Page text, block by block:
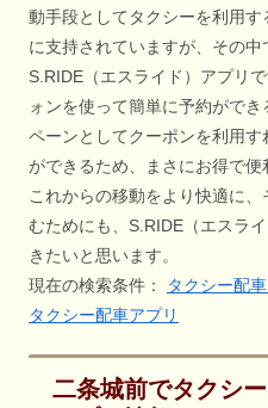
動手段としてタクシーを利用
に支持されていますが、その
S.RIDE（エスライド）アプリ
ォンを使って簡単に予約がで
ペーンとしてクーポンを利用
ができるため、まさにお得で便
これからの移動をより快適に
むためにも、S.RIDE（エスラ
きたいと思います。
現在の検索条件：
タクシー配
タクシー配車アプリ
二条城前でタクシ